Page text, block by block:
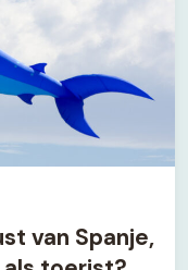
van Spanje,